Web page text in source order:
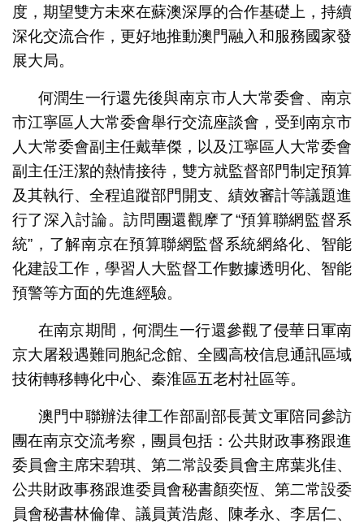
度，期望雙方未來在蘇澳深厚的合作基礎上，持續
深化交流合作，更好地推動澳門融入和服務國家發
展大局。
何潤生一行還先後與南京市人大常委會、南京
市江寧區人大常委會舉行交流座談會，受到南京市
人大常委會副主任戴華傑，以及江寧區人大常委會
副主任汪潔的熱情接待，雙方就監督部門制定預算
及其執行、全程追蹤部門開支、績效審計等議題進
行了深入討論。訪問團還觀摩了“預算聯網監督系
統”，了解南京在預算聯網監督系統網絡化、智能
化建設工作，學習人大監督工作數據透明化、智能
預警等方面的先進經驗。
在南京期間，何潤生一行還參觀了侵華日軍南
京大屠殺遇難同胞紀念館、全國高校信息通訊區域
技術轉移轉化中心、秦淮區五老村社區等。
澳門中聯辦法律工作部副部長黃文軍陪同參訪
團在南京交流考察，團員包括：公共財政事務跟進
委員會主席宋碧琪、第二常設委員會主席葉兆佳、
公共財政事務跟進委員會秘書顏奕恆、第二常設委
員會秘書林倫偉、議員黃浩彪、陳孝永、李居仁、